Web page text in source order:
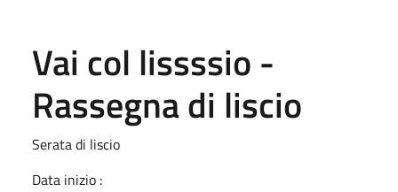
Vai col lissssio -
Rassegna di liscio
Serata di liscio
Data inizio :